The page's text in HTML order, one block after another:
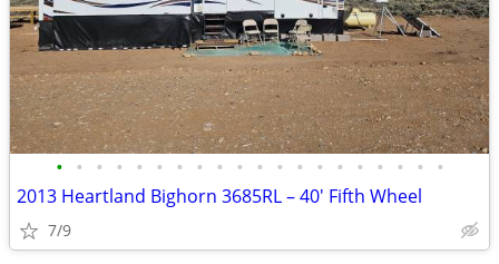
• • • • • • • • • • • • • • • • • • • •
2013 Heartland Bighorn 3685RL – 40' Fifth Wheel
7/9